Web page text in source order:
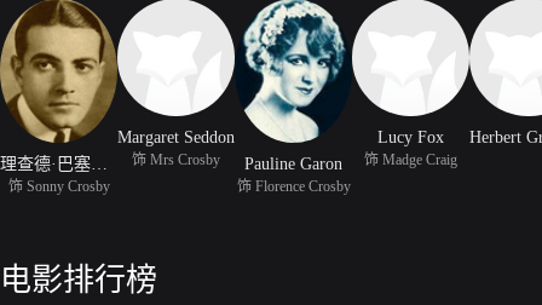
饰 Sonny Crosby
Margaret Seddon
饰 Mrs Crosby Pauline Garon
饰 Florence Crosby
Lucy Fox
饰 Madge Craig
电影排行榜